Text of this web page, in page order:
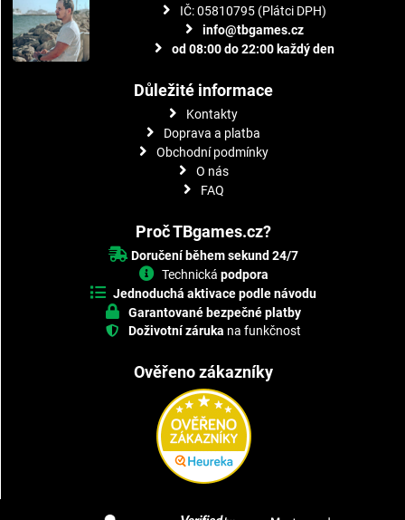
IČ: 05810795 (Plátci DPH)
info@tbgames.cz
od 08:00 do 22:00 každý den
Důležité informace
Kontakty
Doprava a platba
Obchodní podmínky
O nás
FAQ
Proč TBgames.cz?
Doručení během sekund 24/7
Technická podpora
Jednoduchá aktivace podle návodu
Garantované bezpečné platby
Doživotní záruka na funkčnost
Ověřeno zákazníky